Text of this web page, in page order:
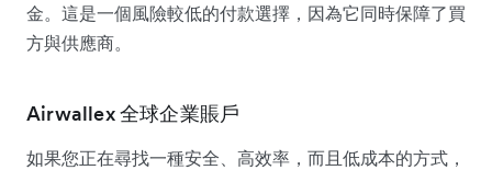
金。這是一個風險較低的付款選擇，因為它同時保障了買
方與供應商。
Airwallex 全球企業賬戶
如果您正在尋找一種安全、高效率，而且低成本的方式，